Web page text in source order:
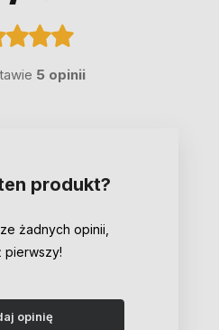
5 opinii
produkt?
żadnych opinii,
pierwszy!
opinię